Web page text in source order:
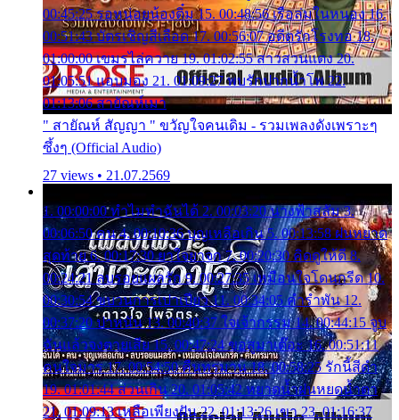
00:45:25 รอหน่อยน้องติ๋ม 15. 00:48:56 เรือล่มในหนอง 16.
00:51:43 บัตรเชิญสีเลือด 17. 00:56:07 อดีตรักโรงทอ 18.
01:00:00 เขมรไล่ควาย 19. 01:02:55 สาวสวนแตง 20.
01:05:51 แอบมอง 21. 01:09:27 พบรักปากน้ำโพ 22.
01:13:06 สายัณห์เมา
" สายัณห์ สัญญา " ขวัญใจคนเดิม - รวมเพลงดังเพราะๆ
ซึ้งๆ (Official Audio)
27 views • 21.07.2569
1. 00:00:00 ทำไมทำฉันได้ 2. 00:03:20 นางฟ้าสลัม 3.
00:06:50 คน 4. 00:10:36 บุญเหลือเกิน 5. 00:13:58 ฝนหยาด
สุดท้าย 6. 00:17:30 ยาใจยาจก 7. 00:20:30 คิดดูให้ดี 8.
00:24:21 ลบรอยแผลรัก 9. 00:27:35 เหมือนใจโดนกรีด 10.
00:30:54 ขบวนการเปาเปียว 11. 00:34:05 คำรำพัน 12.
00:37:20 ปาหนัน 13. 00:40:37 ใจเจ้ากรรม 14. 00:44:15 จูบ
ฉันแล้วจงตายเสีย 15. 00:47:24 ขอสูมาเต๊อะ 16. 00:51:11
คนใจมาร 17. 00:54:50 คืนทรมาน 18. 00:58:25 รักนี้สีดำ
19. 01:01:44 ส่วนเกิน 20. 01:05:42 หยาดน้ำฝนหยดน้ำตา
21. 01:09:13 เหลือเพียงฝัน 22. 01:13:26 เขา 23. 01:16:37